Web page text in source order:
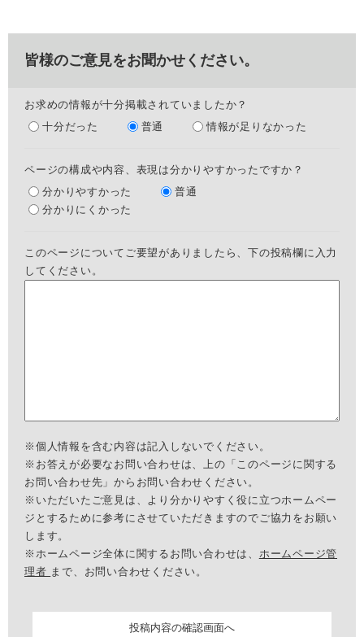
皆様のご意見をお聞かせください。
お求めの情報が十分掲載されていましたか？
十分だった
普通 情報が足りなかった
ページの構成や内容、表現は分かりやすかったですか？
分かりやすかった
普通
分かりにくかった
このページについてご要望がありましたら、下の投稿欄に入力
してください。
※個人情報を含む内容は記入しないでください。
※お答えが必要なお問い合わせは、上の「このページに関する
お問い合わせ先」からお問い合わせください。
※いただいたご意見は、より分かりやすく役に立つホームペー
ジとするために参考にさせていただきますのでご協力をお願い
します。
※ホームページ全体に関するお問い合わせは、 ホームページ管
理者 まで、お問い合わせください。